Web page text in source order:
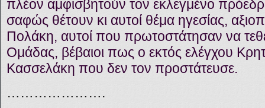
πλέον αμφισβητούν τον εκλεγμένο
σαφώς θέτουν κι αυτοί θέμα ηγεσίας,
Πολάκη, αυτοί που πρωτοστάτησαν να
Ομάδας, βέβαιοι πως ο εκτός ελέγχου
Κασσελάκη που δεν τον προστάτευσε.
………………….